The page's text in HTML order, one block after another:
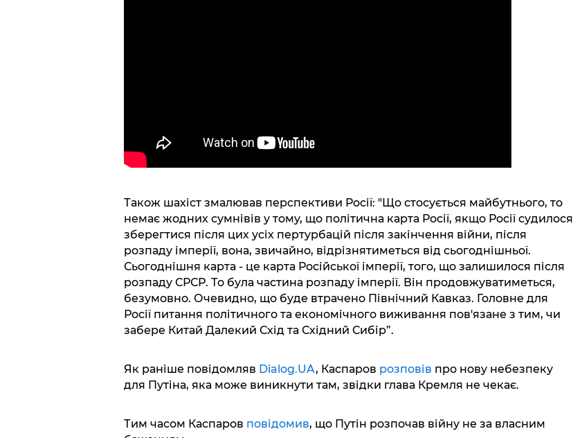
Також шахіст змалював перспективи Росії: "Що стосується майбутнього, то
немає жодних сумнівів у тому, що політична карта Росії, якщо Росії судилося
зберегтися після цих усіх пертурбацій після закінчення війни, після
розпаду імперії, вона, звичайно, відрізнятиметься від сьогоднішньої.
Сьогоднішня карта - це карта Російської імперії, того, що залишилося після
розпаду СРСР. То була частина розпаду імперії. Він продовжуватиметься,
безумовно. Очевидно, що буде втрачено Північний Кавказ. Головне для
Росії питання політичного та економічного виживання пов'язане з тим, чи
забере Китай Далекий Схід та Східний Сибір”.
Як раніше повідомляв Dialog.UA, Каспаров розповів про нову небезпеку
для Путіна, яка може виникнути там, звідки глава Кремля не чекає.
Тим часом Каспаров повідомив, що Путін розпочав війну не за власним